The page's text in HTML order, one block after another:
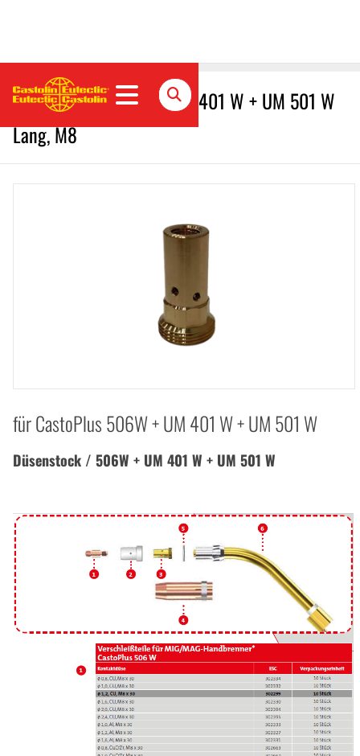
Düsenstock / 506W + UM 401 W + UM 501 W
Lang, M8
für CastoPlus 506W + UM 401 W + UM 501 W
Düsenstock / 506W + UM 401 W + UM 501 W